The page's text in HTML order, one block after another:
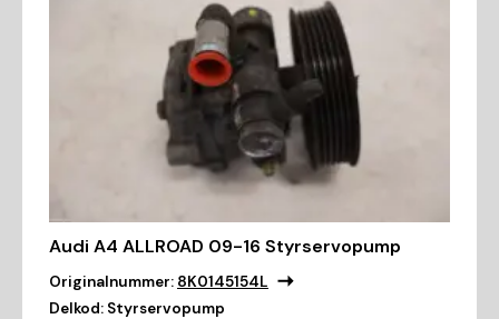
Audi A4 ALLROAD 09-16 Styrservopump
Originalnummer: 8K0145154L
Delkod: Styrservopump